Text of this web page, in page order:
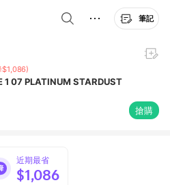
筆記
$1,086)
1 07 PLATINUM STARDUST
搶購
近期最省
$1,086